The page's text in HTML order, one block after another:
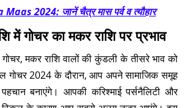
2024: जानें चैत्र मास पर्व व त्यौहार
में गोचर का मकर राशि पर प्रभाव
मकर राशि वालों की कुंडली के तीसरे भाव को
गोचर 2024 के दौरान, आप अपने सामाजिक समूह
बनाएंगे। आपकी करिश्माई पर्सनैलिटी और